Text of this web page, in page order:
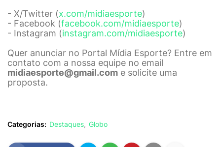
- X/Twitter (x.com/midiaesporte)
- Facebook (facebook.com/midiaesporte)
- Instagram (instagram.com/midiaesporte)
Quer anunciar no Portal Mídia Esporte? Entre em
contato com a nossa equipe no email
midiaesporte@gmail.com e solicite uma
proposta.
Categorias: Destaques Globo